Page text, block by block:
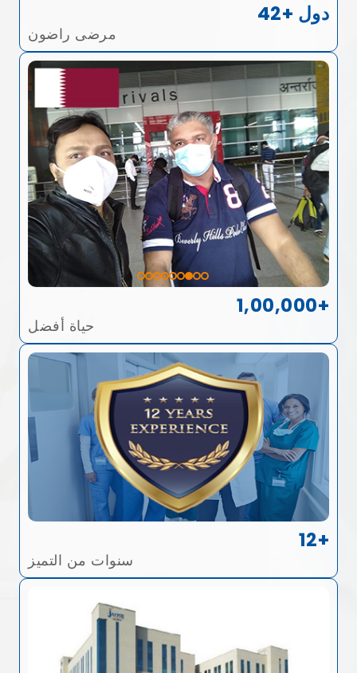
42+ دول
مرضى راضون
1,00,000+
حياة أفضل
12+
سنوات من التميز